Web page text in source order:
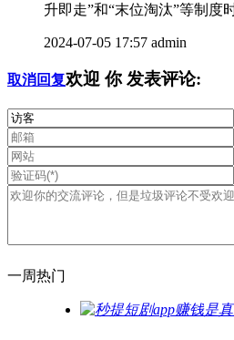
升即走”和“末位淘汰”等制度
2024-07-05 17:57 admin
取消回复欢迎 你发表评论:
一周热门